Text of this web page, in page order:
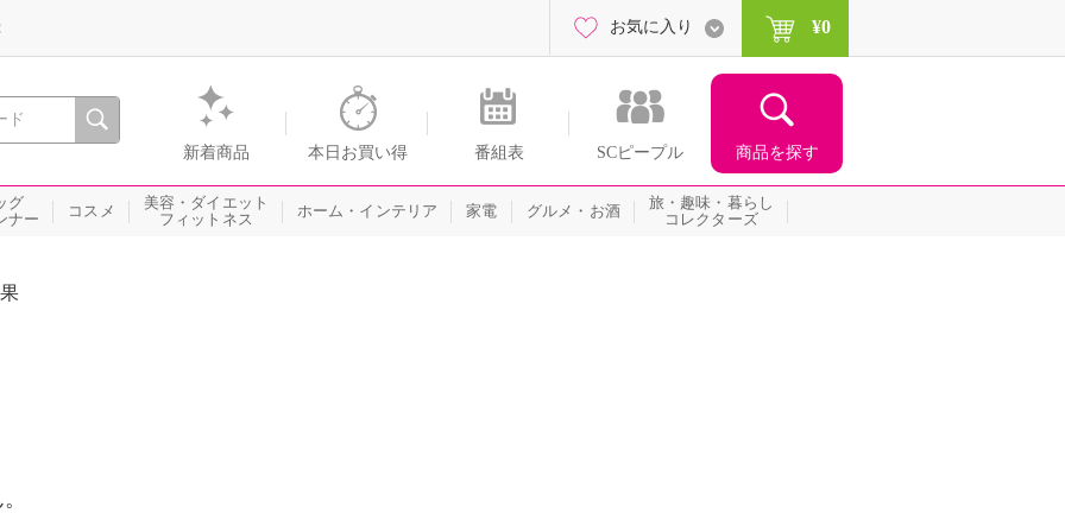
間を。通販・テレビショッピングのショップチャンネル
新着商品 本日お買い得 番組表 SCピープル 商品を探す
お気に入り ¥0
グ
ナー
コスメ
美容・ダイエット
フィットネス
ホーム・インテリア 家電 グルメ・お酒
旅・趣味・暮らし
コレクターズ